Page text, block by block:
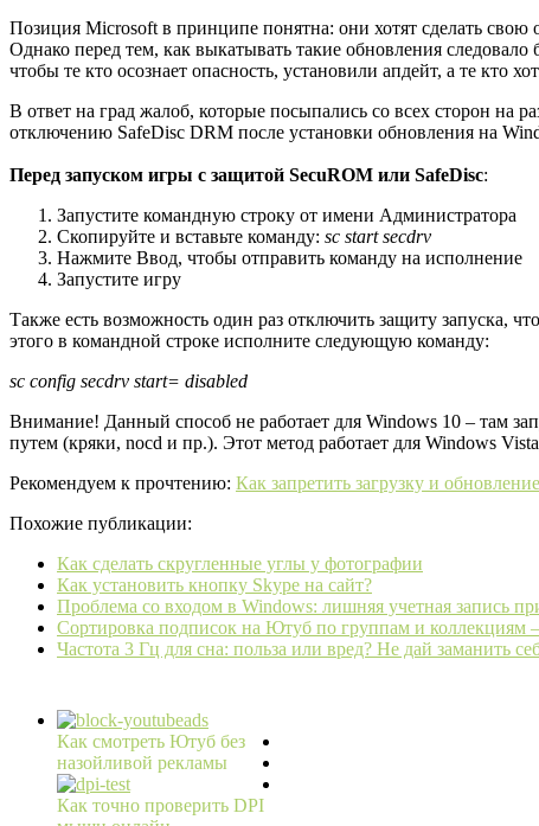
Позиция Microsoft в принципе понятна: они хотят сделать
Однако перед тем, как выкатывать такие обновления следовало
чтобы те кто осознает опасность, установили апдейт, а те кто
В ответ на град жалоб, которые посыпались со всех сторон на
отключению SafeDisc DRM после установки обновления на
Перед запуском игры с защитой SecuROM или SafeDisc:
Запустите командную строку от имени Администратора
Скопируйте и вставьте команду: sc start secdrv
Нажмите Ввод, чтобы отправить команду на исполнение
Запустите игру
Также есть возможность один раз отключить защиту запуска,
этого в командной строке исполните следующую команду:
sc config secdrv start= disabled
Внимание! Данный способ не работает для Windows 10 – там
путем (кряки, nocd и пр.). Этот метод работает для Windows
Рекомендуем к прочтению: Как запретить загрузку и
Похожие публикации:
Как сделать скругленные углы у фотографии
Как установить кнопку Skype на сайт?
Проблема со входом в Windows: лишняя учетная запись
Сортировка подписок на Ютуб по группам и коллекциям
Частота 3 Гц для сна: польза или вред? Не дай заманить
Как смотреть Ютуб без
назойливой рекламы
Как точно проверить DPI